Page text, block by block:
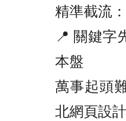
精準截流：
📍 關鍵字
本盤
萬事起頭
北網頁設